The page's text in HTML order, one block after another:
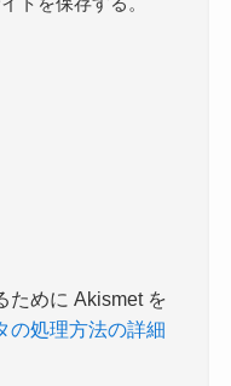
トを保存する。
ために Akismet を
の処理方法の詳細